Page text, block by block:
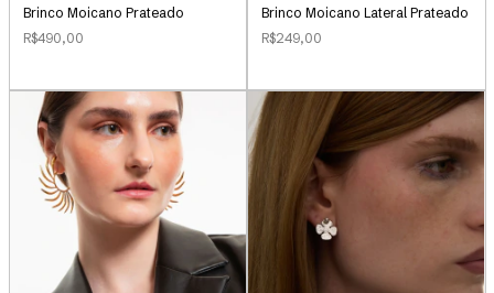
Brinco Moicano Prateado
R$490,00
Brinco Moicano Lateral Prateado
R$249,00